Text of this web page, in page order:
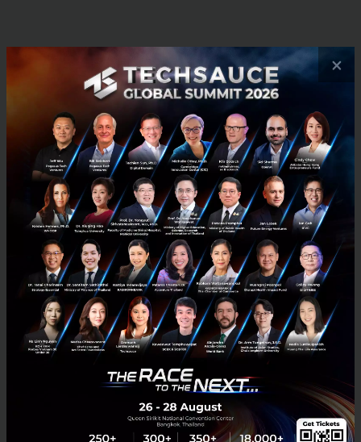
ด้วยความต้องการจะลดส่วนต่างที่สังคมต้องเผชิญ Gates
Breakthrough Energy Venturesกองทุนไม่
แสวงหาผลกำไรขึ้นในปี 2015 เพื่อลงทุนใน Startup ช่วง
Early stage ที่ทำนวัตกรรมพลังงานสะอาด โดยบริษัทนั้น
ๆ นอกจากต้องดึงดูดนักลงทุนได้แล้ว จะต้องสามารถสร้าง
นวัตกรรมที่มีศักยภาพในการลดก๊าซเรือนกระจกอย่างน้อย
ครึ่งกิกะตันทุกปีได้
เป้าหมายของ BEV ถูกตั้งขึ้นเพื่อเร่งการเปลี่ยนแปลงด้าน
พลังงานในทุกภาคส่วนของเศรษฐกิจ โดยกองทุนเองก็มีผู้
เชี่ยวชาญและผู้ประกอบการที่มีความรู้ด้านวิทยาศาสตร์
อย่างลึกซึ้ง และพร้อมจะสนับสนุนผู้ประกอบการที่มีวิสัย
ทัศน์ต่อการเปลี่ยนแปลงสภาพอากาศ ทั้งทางด้าน
เทคโนโลยี การดำเนินธุรกิจ การค้นคว้าและวิจัยเพื่อสร้าง
นวัตกรรม เพื่อความพยายามลดค่า Green Premium ลงให้
BEVมีบริษัทสตาร์ทอัพในเครือเกือบ
×